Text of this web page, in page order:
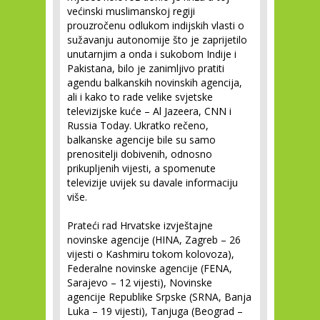
većinski muslimanskoj regiji
prouzročenu odlukom indijskih vlasti o
sužavanju autonomije što je zaprijetilo
unutarnjim a onda i sukobom Indije i
Pakistana, bilo je zanimljivo pratiti
agendu balkanskih novinskih agencija,
ali i kako to rade velike svjetske
televizijske kuće – Al Jazeera, CNN i
Russia Today. Ukratko rečeno,
balkanske agencije bile su samo
prenositelji dobivenih, odnosno
prikupljenih vijesti, a spomenute
televizije uvijek su davale informaciju
više.
Prateći rad Hrvatske izvještajne
novinske agencije (HINA, Zagreb – 26
vijesti o Kashmiru tokom kolovoza),
Federalne novinske agencije (FENA,
Sarajevo – 12 vijesti), Novinske
agencije Republike Srpske (SRNA, Banja
Luka – 19 vijesti), Tanjuga (Beograd –